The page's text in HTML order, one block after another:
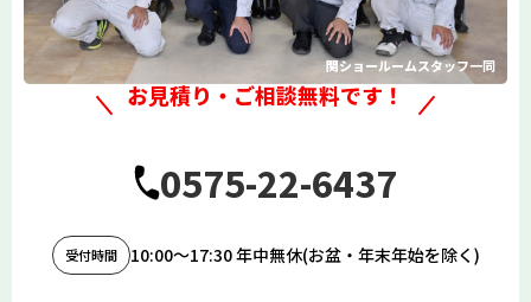
関ショールームスタッフ一同
お見積り・ご相談無料です！
0575-22-6437
受付時間 10:00〜17:30 年中無休(お盆・年末年始を除く)